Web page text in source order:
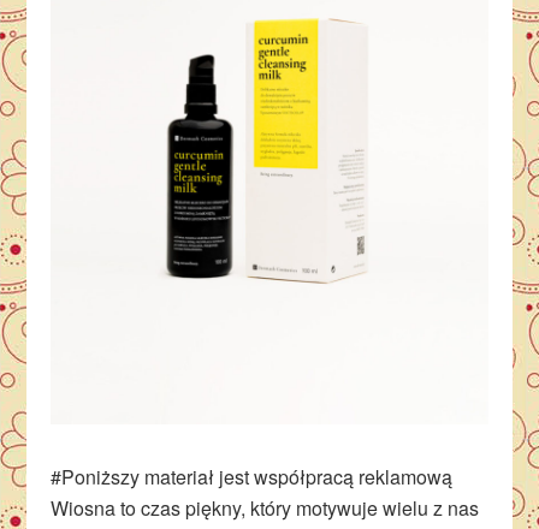
#Poniższy materiał jest współpracą reklamową
Wiosna to czas piękny, który motywuje wielu z nas